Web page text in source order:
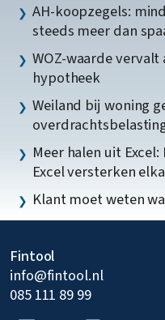
AH-koopzegels:
steeds meer dan
WOZ-waarde
hypotheek
Weiland bij woning
Meer halen uit
Excel versterken
Klant moet weten
Fintool
info@fintool.nl
085 111 89 99